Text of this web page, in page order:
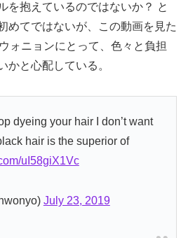
を抱えているのではないか？ と
めてではないが、この動画を見た
ォニョンにとって、色々と負担
かと心配している。
dyeing your hair I don’t want
hair is the superior of
uI58giX1Vc
July 23, 2019